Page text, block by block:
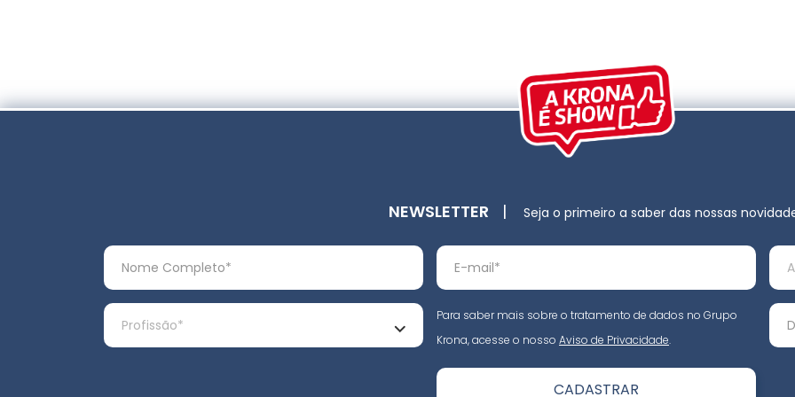
NEWSLETTER | Seja o primeiro a saber das nossas
Para saber mais sobre o tratamento de dados no Grupo
Krona, acesse o nosso Aviso de Privacidade.